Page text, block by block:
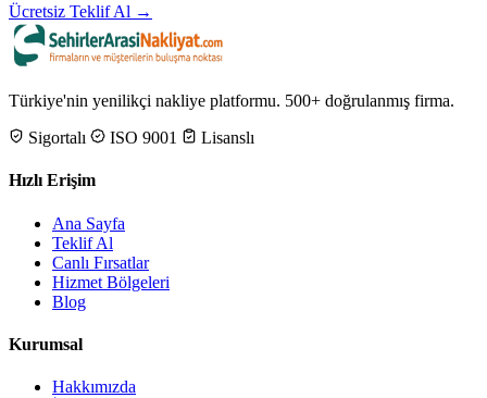
Ücretsiz Teklif Al →
Türkiye'nin yenilikçi nakliye platformu. 500+ doğrulanmış firma.
Sigortalı
ISO 9001 Lisanslı
Hızlı Erişim
Ana Sayfa
Teklif Al
Canlı Fırsatlar
Hizmet Bölgeleri
Blog
Kurumsal
Hakkımızda